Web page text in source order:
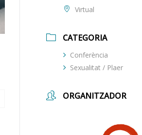
Virtual
CATEGORIA
Conferència
Sexualitat / Plaer
ORGANITZADOR